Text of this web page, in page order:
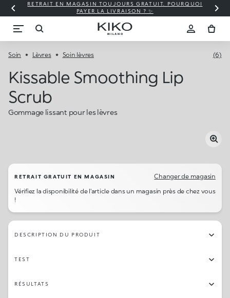
RETRAIT EN MAGASIN TOUJOURS GRATUIT. POURQUOI
PAYER LA LIVRAISON ? ✨
Soin Lèvres Soin lèvres (6)
Kissable Smoothing Lip
Scrub
Gommage lissant pour les lèvres
RETRAIT GRATUIT EN MAGASIN
Changer de magasin
Vérifiez la disponibilité de l'article dans un magasin près de chez vous
!
DESCRIPTION DU PRODUIT
TEST
RÉSULTATS